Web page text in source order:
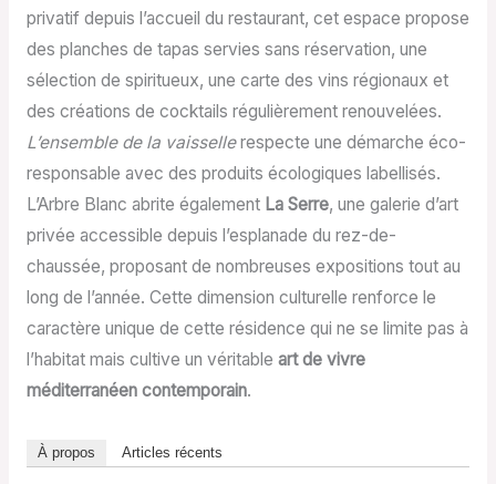
privatif depuis l’accueil du restaurant, cet espace propose
des planches de tapas servies sans réservation, une
sélection de spiritueux, une carte des vins régionaux et
des créations de cocktails régulièrement renouvelées.
L’ensemble de la vaissellerespecte une démarche éco-
responsable avec des produits écologiques labellisés.
L’Arbre Blanc abrite également La Serre, une galerie d’art
privée accessible depuis l’esplanade du rez-de-
chaussée, proposant de nombreuses expositions tout au
long de l’année. Cette dimension culturelle renforce le
caractère unique de cette résidence qui ne se limite pas à
l’habitat mais cultive un véritable art de vivre
méditerranéen contemporain.
À propos Articles récents